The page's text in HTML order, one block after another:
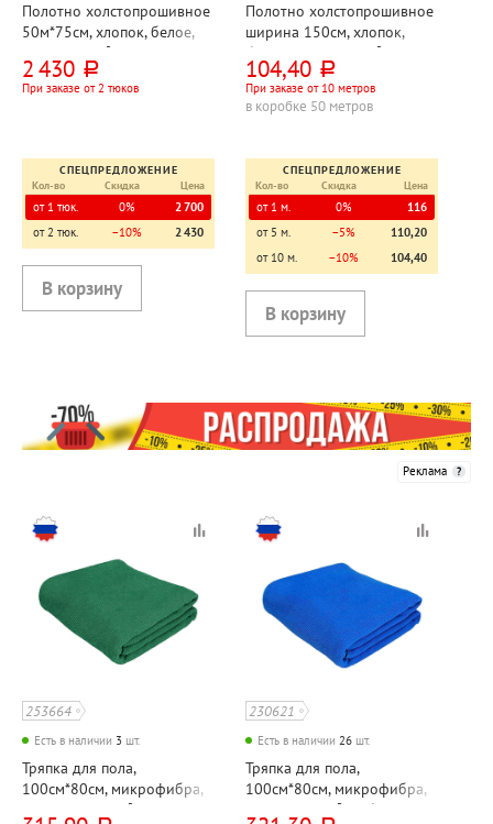
Полотно холстопрошивное
50м*75см, хлопок, белое,
160 (±10)г⁄м²
2 430 руб.
При заказе от 2 тюков
СПЕЦПРЕДЛОЖЕНИЕ
Кол-во
Скидка Цена
от 1 тюк. 0%
2 700
от 2 тюк.
−10% 2 430
Полотно холстопрошивное
ширина 150см, хлопок,
белое, 200(±10) г⁄м²
104,40 руб.
При заказе от 10 метров
в коробке 50 метров
СПЕЦПРЕДЛОЖЕНИЕ
Кол-во
Скидка Цена
от 1 м. 0%
116
от 5 м.
−5%
110,20
от 10 м.
−10% 104,40
Реклама
253664
Есть в наличии 3 шт.
Тряпка для пола,
100см*80см, микрофибра,
зеленая, 220г⁄м², Рыжий кот
230621
Есть в наличии 26 шт.
Тряпка для пола,
100см*80см, микрофибра,
синяя, 320г⁄м², УрбанКлин